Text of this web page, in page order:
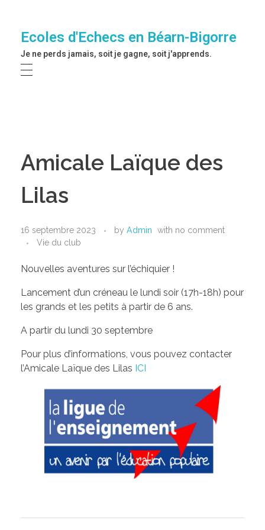
Ecoles d'Echecs en Béarn-Bigorre
Je ne perds jamais, soit je gagne, soit j'apprends.
Amicale Laïque des
Lilas
16 septembre 2023 by Admin with no comment
Vie du club
Nouvelles aventures sur l’échiquier !
Lancement d’un créneau le lundi soir (17h-18h) pour
les grands et les petits à partir de 6 ans.
A partir du lundi 30 septembre
Pour plus d’informations, vous pouvez contacter
l’Amicale Laïque des Lilas ICI